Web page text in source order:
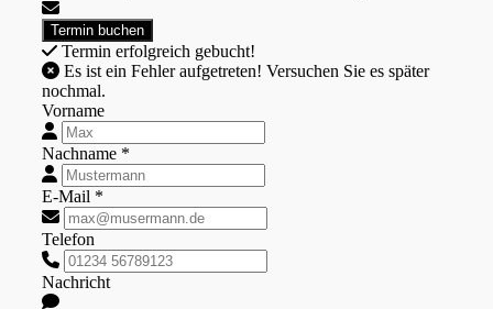
Termin erfolgreich gebucht!
nochmal.
Vorname
Nachname *
E-Mail *
Telefon
Nachricht